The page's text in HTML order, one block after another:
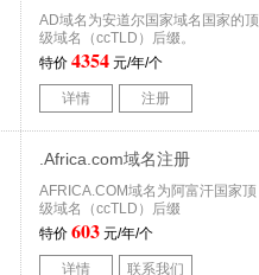
AD域名为安道尔国家域名国家的顶
级域名（ccTLD）后缀。
特价 4354 元/年/个
详情 注册
.Africa.com域名注册
AFRICA.COM域名为阿富汗国家顶
级域名（ccTLD）后缀
特价 603 元/年/个
详情 联系我们